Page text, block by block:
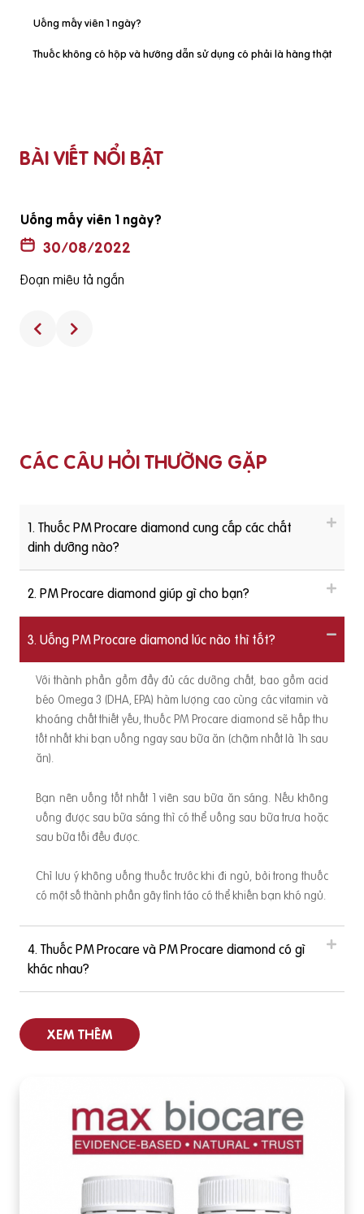
Uống mấy viên 1 ngày?
Thuốc không có hộp và hướng dẫn sử dụng có phải là hàng thật
BÀI VIẾT NỔI BẬT
Uống mấy viên 1 ngày?
30/08/2022
Đoạn miêu tả ngắn
CÁC CÂU HỎI THƯỜNG GẶP
1. Thuốc PM Procare diamond cung cấp các chất
dinh dưỡng nào?
2. PM Procare diamond giúp gì cho bạn?
3. Uống PM Procare diamond lúc nào thì tốt?
Với thành phần gồm đầy đủ các dưỡng chất, bao gồm acid
béo Omega 3 (DHA, EPA) hàm lượng cao cùng các vitamin và
khoáng chất thiết yếu, thuốc PM Procare diamond sẽ hấp thu
tốt nhất khi bạn uống ngay sau bữa ăn (chậm nhất là 1h sau
ăn).
Bạn nên uống tốt nhất 1 viên sau bữa ăn sáng. Nếu không
uống được sau bữa sáng thì có thể uống sau bữa trưa hoặc
sau bữa tối đều được.
Chỉ lưu ý không uống thuốc trước khi đi ngủ, bởi trong thuốc
có một số thành phần gây tỉnh táo có thể khiến bạn khó ngủ.
4. Thuốc PM Procare và PM Procare diamond có gì
khác nhau?
XEM THÊM